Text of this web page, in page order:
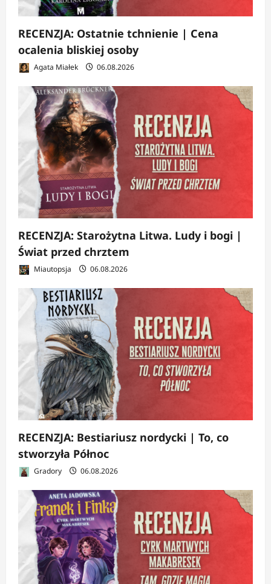
RECENZJA: Ostatnie tchnienie | Cena
ocalenia bliskiej osoby
Agata Miałek 06.08.2026
RECENZJA: Starożytna Litwa. Ludy i bogi |
Świat przed chrztem
Miautopsja 06.08.2026
RECENZJA: Bestiariusz nordycki | To, co
stworzyła Północ
Gradory 06.08.2026